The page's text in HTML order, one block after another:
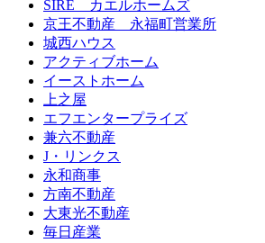
SIRE カエルホームズ
京王不動産 永福町営業所
城西ハウス
アクティブホーム
イーストホーム
上之屋
エフエンタープライズ
兼六不動産
J・リンクス
永和商事
方南不動産
大東光不動産
毎日産業